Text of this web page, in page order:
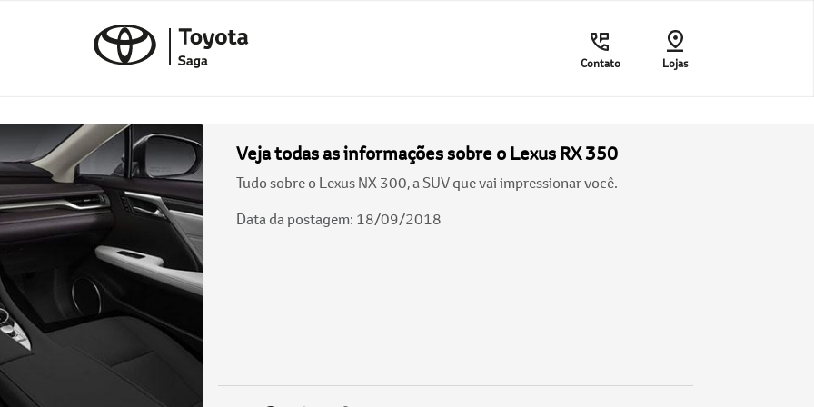
Contato Lojas
Veja todas as informações sobre o Lexus RX 350
Tudo sobre o Lexus NX 300, a SUV que vai impressionar você.
Data da postagem: 18/09/2018